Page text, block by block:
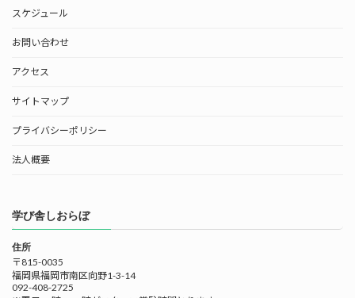
スケジュール
お問い合わせ
アクセス
サイトマップ
プライバシーポリシー
法人概要
学び舎しおらぼ
住所
〒815-0035
福岡県福岡市南区向野1-3-14
092-408-2725